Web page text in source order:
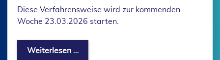
Diese Verfahrensweise wird zur kommenden
Woche 23.03.2026 starten.
Weiterlesen …